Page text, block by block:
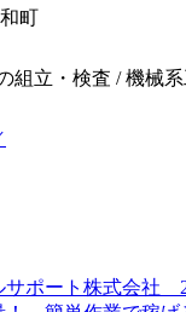
町
組立・検査 / 機械系